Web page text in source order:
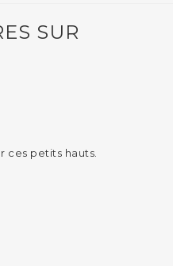
SUR
ces petits hauts.